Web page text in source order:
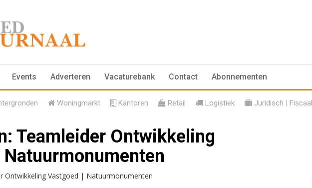
Events Adverteren Vacaturebank Contact Abonnementen
Woningmarkt Kantoren Retail Logistiek Juridisch | Fiscaal
Teamleider Ontwikkeling